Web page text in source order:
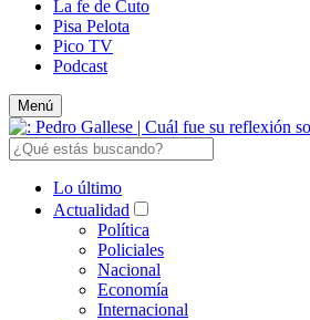
La fe de Cuto
Pisa Pelota
Pico TV
Podcast
Menú
Lo último
Actualidad
Política
Policiales
Nacional
Economía
Internacional